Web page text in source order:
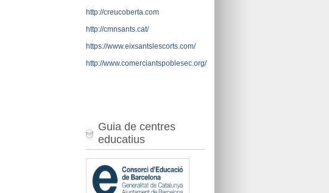
http://creucoberta.com
http://cmnsants.cat/
https://www.eixsantslescorts.com/
http://www.comerciantspoblesec.org/
Guia de centres
educatius